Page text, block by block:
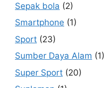
Sepak bola (2)
Smartphone (1)
Sport (23)
Sumber Daya Alam (1)
Super Sport (20)